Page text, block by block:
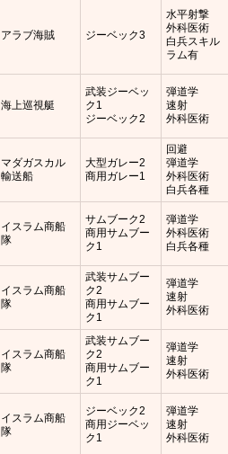
アラブ海賊 ジーベック3
水平射撃
外科医術
白兵スキル
ラム有
海上巡視艇
武装ジーベッ
ク1
ジーベック2
弾道学
速射
外科医術
マダガスカル
輸送船
大型ガレー2
商用ガレー1
回避
弾道学
外科医術
白兵各種
イスラム商船
隊
サムブーク2
商用サムブー
ク1
弾道学
外科医術
白兵各種
イスラム商船
隊
武装サムブー
ク2
商用サムブー
ク1
弾道学
速射
外科医術
イスラム商船
隊
武装サムブー
ク2
商用サムブー
ク1
弾道学
速射
外科医術
イスラム商船
隊
ジーベック2
商用ジーベッ
ク1
弾道学
速射
外科医術